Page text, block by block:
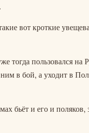
вот кроткие
пользовался на
в бой, а уходит в
бьёт и его и поляков,